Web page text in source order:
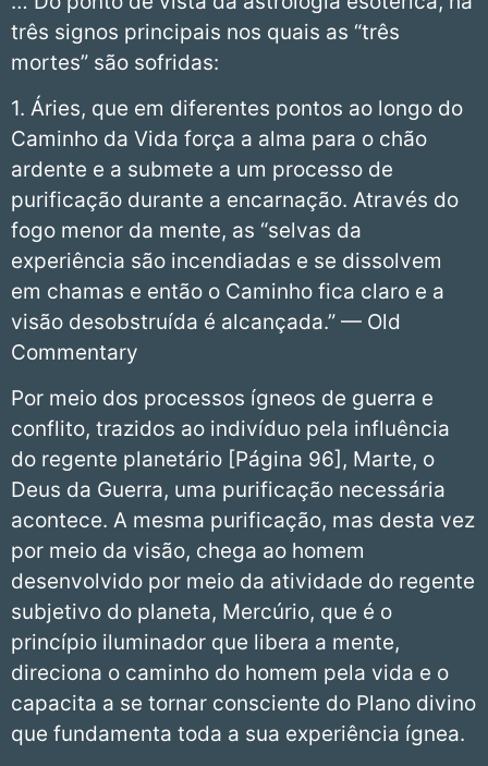
três signos principais nos quais as “três
mortes” são sofridas:
1. Áries, que em diferentes pontos ao longo do
Caminho da Vida força a alma para o chão
ardente e a submete a um processo de
purificação durante a encarnação. Através do
fogo menor da mente, as “selvas da
experiência são incendiadas e se dissolvem
em chamas e então o Caminho fica claro e a
visão desobstruída é alcançada.” — Old
Commentary
Por meio dos processos ígneos de guerra e
conflito, trazidos ao indivíduo pela influência
do regente planetário [Página 96], Marte, o
Deus da Guerra, uma purificação necessária
acontece. A mesma purificação, mas desta vez
por meio da visão, chega ao homem
desenvolvido por meio da atividade do regente
subjetivo do planeta, Mercúrio, que é o
princípio iluminador que libera a mente,
direciona o caminho do homem pela vida e o
capacita a se tornar consciente do Plano divino
que fundamenta toda a sua experiência ígnea.